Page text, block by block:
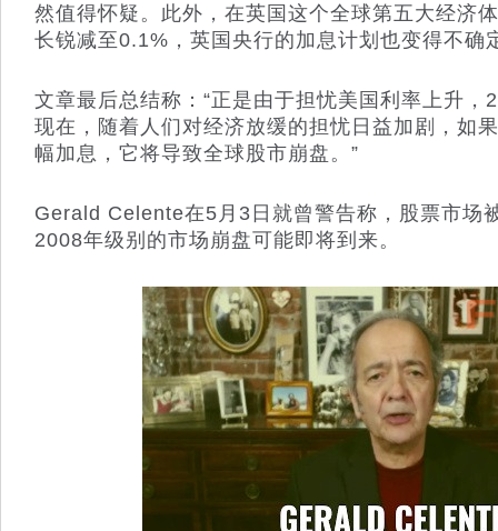
然值得怀疑。此外，在英国这个全球第五大经济
长锐减至0.1%，英国央行的加息计划也变得不确
文章最后总结称：“正是由于担忧美国利率上升，
现在，随着人们对经济放缓的担忧日益加剧，如
幅加息，它将导致全球股市崩盘。”
Gerald Celente在5月3日就曾警告称，股票市场
2008年级别的市场崩盘可能即将到来。